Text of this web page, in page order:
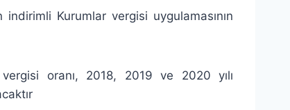
Kurumlar vergisi uygulamasının
oranı, 2018, 2019 ve 2020 yılı